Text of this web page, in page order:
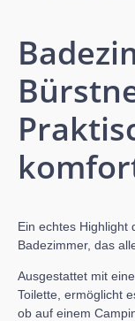
Ein echtes Highlight
Badezimmer, das
Ausgestattet mit
Toilette, ermöglicht
ob auf einem